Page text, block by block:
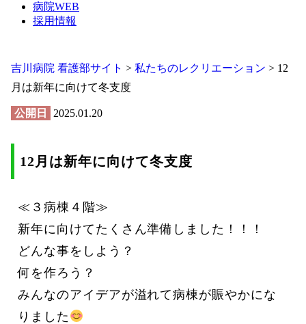
病院WEB
採用情報
吉川病院 看護部サイト > 私たちのレクリエーション > 12
月は新年に向けて冬支度
公開日 2025.01.20
12月は新年に向けて冬支度
≪３病棟４階≫
新年に向けてたくさん準備しました！！！
どんな事をしよう？
何を作ろう？
みんなのアイデアが溢れて病棟が賑やかにな
りました